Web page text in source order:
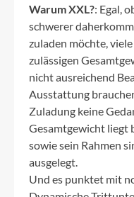
Warum XXL?: Egal,
schwerer
zuladen möchte,
zulässigen
nicht ausreichend
Ausstattung
Zuladung keine
Gesamtgewicht liegt
sowie sein Rahmen
ausgelegt.
Und es punktet mit